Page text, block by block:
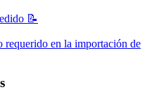
📝
en la importación de